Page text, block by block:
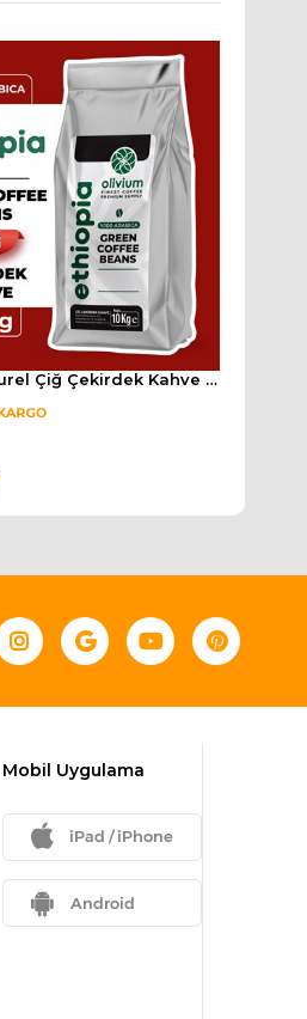
Etiyopya Naturel Çiğ Çekirdek Kahve - 10 Kg
Mobil Uygulama